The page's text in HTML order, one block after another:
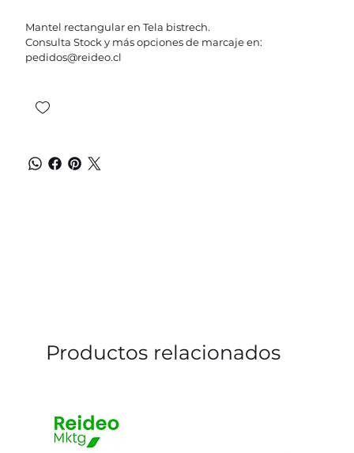
Mantel rectangular en Tela bistrech.
Consulta Stock y más opciones de marcaje en:
pedidos@reideo.cl
Productos relacionados